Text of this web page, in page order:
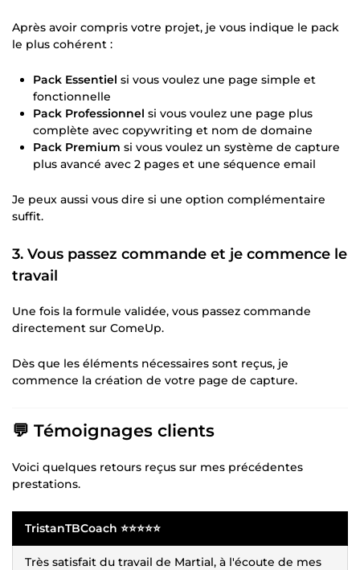
Après avoir compris votre projet, je vous indique le pack
le plus cohérent :
Pack Essentiel si vous voulez une page simple et
fonctionnelle
Pack Professionnel si vous voulez une page plus
complète avec copywriting et nom de domaine
Pack Premium si vous voulez un système de capture
plus avancé avec 2 pages et une séquence email
Je peux aussi vous dire si une option complémentaire
suffit.
3. Vous passez commande et je commence le
travail
Une fois la formule validée, vous passez commande
directement sur ComeUp.
Dès que les éléments nécessaires sont reçus, je
commence la création de votre page de capture.
💬 Témoignages clients
Voici quelques retours reçus sur mes précédentes
prestations.
TristanTBCoach ⭐⭐⭐⭐⭐
Très satisfait du travail de Martial, à l'écoute de mes